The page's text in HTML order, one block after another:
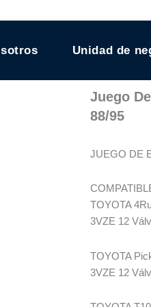
Unidad de
Juego
88/95
JUEGO DE
TOYOTA
3VZE 12
TOYOTA
3VZE 12